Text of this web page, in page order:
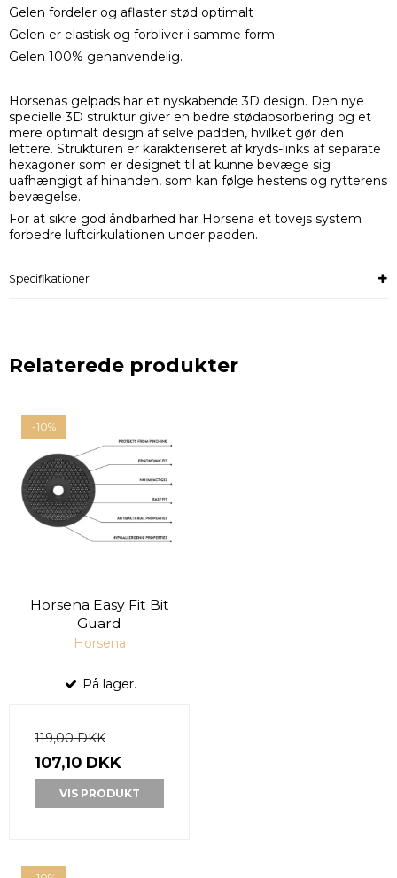
Gelen fordeler og aflaster stød optimalt
Gelen er elastisk og forbliver i samme form
Gelen 100% genanvendelig.
Horsenas gelpads har et nyskabende 3D design. Den nye
specielle 3D struktur giver en bedre stødabsorbering og et
mere optimalt design af selve padden, hvilket gør den
lettere. Strukturen er karakteriseret af kryds-links af separate
hexagoner som er designet til at kunne bevæge sig
uafhængigt af hinanden, som kan følge hestens og rytterens
bevægelse.
For at sikre god åndbarhed har Horsena et tovejs system
forbedre luftcirkulationen under padden.
Specifikationer
Relaterede produkter
-10%
Horsena Easy Fit Bit
Guard
Horsena
På lager.
119,00 DKK
107,10 DKK
VIS PRODUKT